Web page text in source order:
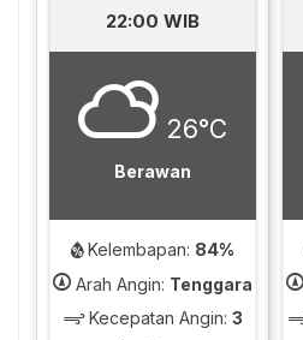
22:00 WIB
26°C
Berawan
Kelembapan: 84%
Arah Angin: Tenggara
Kecepatan Angin: 3